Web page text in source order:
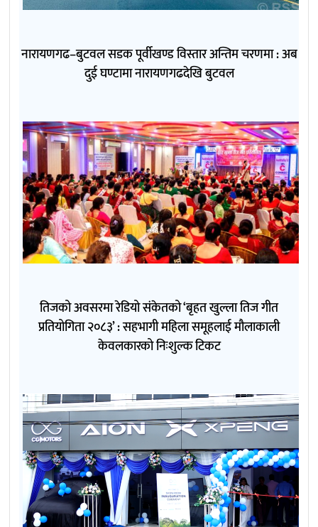
नारायणगढ–बुटवल सडक पूर्वीखण्ड विस्तार अन्तिम चरणमा : अब
दुई घण्टामा नारायणगढदेखि बुटवल
तिजको अवसरमा रेडियो संकेतको ‘बृहत खुल्ला तिज गीत
प्रतियोगिता २०८३’ : सहभागी महिला समूहलाई मौलाकाली
केवलकारको निःशुल्क टिकट